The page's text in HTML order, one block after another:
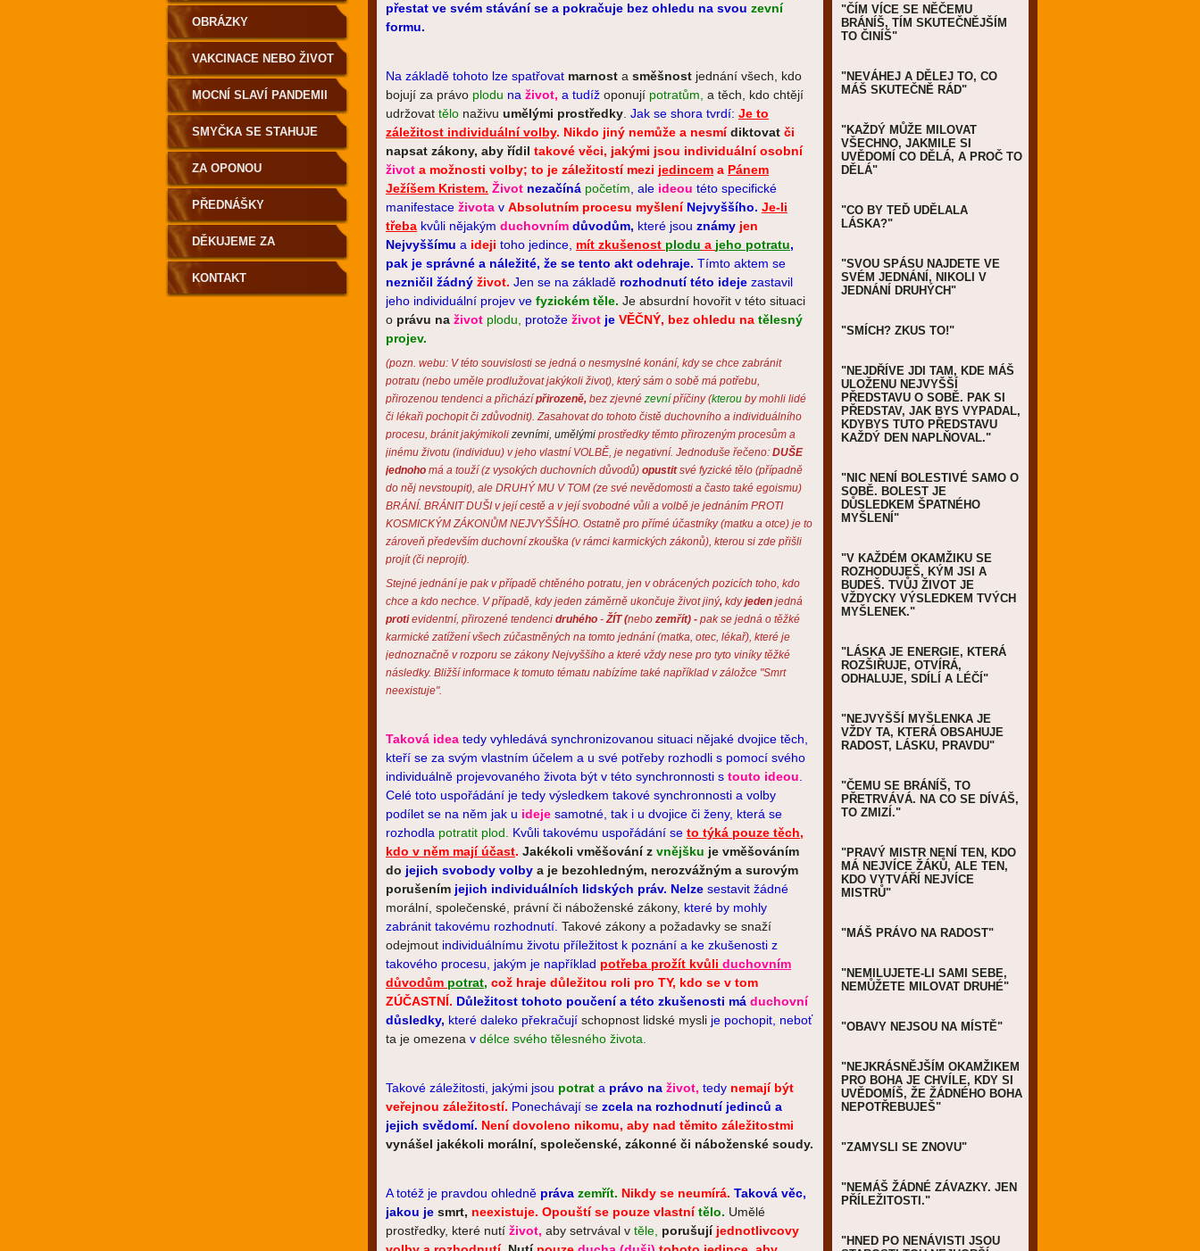
přestat ve svém stávání se a pokračuje bez ohledu na svou zevní
formu.
Na základě tohoto lze spatřovat marnost a směšnost jednání všech, kdo
bojují za právo plodu na život, a tudíž oponují potratům, a těch, kdo chtějí
udržovat tělo naživu umělými prostředky Jak se shora tvrdí: Je to
záležitost individuální volby. Nikdo jiný nemůže a nesmídiktovat či
napsat zákony, aby řídil takové věci, jakými jsou individuální osobní
život a možnosti volby; to je záležitostí mezi jedincem a Pánem
Ježíšem Kristem. Život nezačíná početím , ale ideou této specifické
manifestace života v Absolutním procesu myšlení Nejvyššího. Je-li
třeba kvůli nějakým duchovním důvodům, které jsou známy jen
Nejvyššímu a ideji toho jedince, mít zkušenost plodu a jeho potratu,
pak je správné a náležité, že se tento akt odehraje. Tímto aktem se
nezničil žádný život. Jen se na základě rozhodnutí této ideje zastavil
jeho individuální projev ve fyzickém těle. Je absurdní hovořit v této situaci
o právu na život plodu, protože život je VĚČNÝ, bez ohledu na tělesný
projev.
(pozn. webu: V této souvislosti se jedná o nesmyslné konání, kdy se chce zabránit
potratu (nebo uměle prodlužovat jakýkoli život), který sám o sobě má potřebu,
přirozenou tendenci a přichází přirozeně, bez zjevné zevní příčiny (kterou by mohli lidé
či lékaři pochopit či zdůvodnit). Zasahovat do tohoto čistě duchovního a individuálního
procesu, bránit jakýmikoli zevními, umělými prostředky těmto přirozeným procesům a
jinému životu (individuu) v jeho vlastní VOLBĚ, je negativní. Jednoduše řečeno: DUŠE
jednoho má a touží (z vysokých duchovních důvodů) opustitsvé fyzické tělo (případně
do něj nevstoupit), ale DRUHÝ MU V TOM (ze své nevědomosti a často také egoismu)
BRÁNÍ. BRÁNIT DUŠI v její cestě a v její svobodné vůli a volbě je jednáním PROTI
KOSMICKÝM ZÁKONŮM NEJVYŠŠÍHO. Ostatně pro přímé účastníky (matku a otce) je to
zároveň především duchovní zkouška (v rámci karmických zákonů), kterou si zde přišli
projít (či neprojít).
Stejné jednání je pak v případě chtěného potratu, jen v obrácených pozicích toho, kdo
chce a kdo nechce. V případě, kdy jeden záměrně ukončuje život jiný, kdyjeden jedná
protievidentní, přirozené tendenci druhého -ŽÍT (nebo zemřít) - pak se jedná o těžké
karmické zatížení všech zúčastněných na tomto jednání (matka, otec, lékař), které je
jednoznačně v rozporu se zákony Nejvyššího a které vždy nese pro tyto viníky těžké
následky. Bližší informace k tomuto tématu nabízíme také například v záložce "Smrt
neexistuje".
Taková idea tedy vyhledává synchronizovanou situaci nějaké dvojice těch,
kteří se za svým vlastním účelem a u své potřeby rozhodli s pomocí svého
individuálně projevovaného života být v této synchronnosti s touto ideou
Celé toto uspořádání je tedy výsledkem takové synchronnosti a volby
podílet se na něm jak u ideje samotné, tak i u dvojice či ženy, která se
rozhodla potratit plod. Kvůli takovému uspořádání se to týká pouze těch,
kdo v něm mají účast. Jakékoli vměšování z vnějšku je vměšováním
do jejich svobody volby a je bezohledným, nerozvážným a surovým
porušením jejich individuálních lidských práv. Nelze sestavit žádné
morální, společenské, právní či náboženské zákony, které by mohly
zabránit takovému rozhodnutí. Takové zákony a požadavky se snaží
odejmout individuálnímu životu příležitost k poznání a ke zkušenosti z
takového procesu, jakým je například potřeba prožít kvůli duchovním
důvodům potrat, což hraje důležitou roli pro TY, kdo se v tom
ZÚČASTNÍ. Důležitost tohoto poučení a této zkušenosti má duchovní
důsledky, které daleko překračují schopnost lidské mysli je pochopit, neboť
ta je omezena v délce svého tělesného života.
Takové záležitosti, jakými jsou potrat a právo na život, tedy nemají být
veřejnou záležitostí. Ponechávají se zcela na rozhodnutí jedinců a
jejich svědomí. Není dovoleno nikomu, aby nad těmito záležitostmi
vynášel jakékoli morální, společenské, zákonné či náboženské soudy.
A totéž je pravdou ohledně práva zemřít. Nikdy se neumírá. Taková věc,
jakou je smrt, neexistuje. Opouští se pouze vlastnítělo. Umělé
prostředky, které nutí život, aby setrvával v těle, porušují jednotlivcovy
OBRÁZKY
VAKCINACE NEBO ŽIVOT
MOCNÍ SLAVÍ PANDEMII
SMYČKA SE STAHUJE
ZA OPONOU
PŘEDNÁŠKY
DĚKUJEME ZA
PODPORU
KONTAKT
"ČÍM VÍCE SE NĚČEMU
BRÁNÍŠ, TÍM SKUTEČNĚJŠÍM
TO ČINÍŠ"
"NEVÁHEJ A DĚLEJ TO, CO
MÁŠ SKUTEČNĚ RÁD"
"KAŽDÝ MŮŽE MILOVAT
VŠECHNO, JAKMILE SI
UVĚDOMÍ CO DĚLÁ, A PROČ TO
DĚLÁ"
"CO BY TEĎ UDĚLALA
LÁSKA?"
"SVOU SPÁSU NAJDETE VE
SVÉM JEDNÁNÍ, NIKOLI V
JEDNÁNÍ DRUHÝCH"
"SMÍCH? ZKUS TO!"
"NEJDŘÍVE JDI TAM, KDE MÁŠ
ULOŽENU NEJVYŠŠÍ
PŘEDSTAVU O SOBĚ. PAK SI
PŘEDSTAV, JAK BYS VYPADAL,
KDYBYS TUTO PŘEDSTAVU
KAŽDÝ DEN NAPLŇOVAL."
"NIC NENÍ BOLESTIVÉ SAMO O
SOBĚ. BOLEST JE
DŮSLEDKEM ŠPATNÉHO
MYŠLENÍ"
"V KAŽDÉM OKAMŽIKU SE
ROZHODUJEŠ, KÝM JSI A
BUDEŠ. TVŮJ ŽIVOT JE
VŽDYCKY VÝSLEDKEM TVÝCH
MYŠLENEK."
"LÁSKA JE ENERGIE, KTERÁ
ROZŠIŘUJE, OTVÍRÁ,
ODHALUJE, SDÍLÍ A LÉČÍ"
"NEJVYŠŠÍ MYŠLENKA JE
VŽDY TA, KTERÁ OBSAHUJE
RADOST, LÁSKU, PRAVDU"
"ČEMU SE BRÁNÍŠ, TO
PŘETRVÁVÁ. NA CO SE DÍVÁŠ,
TO ZMIZÍ."
"PRAVÝ MISTR NENÍ TEN, KDO
MÁ NEJVÍCE ŽÁKŮ, ALE TEN,
KDO VYTVÁŘÍ NEJVÍCE
MISTRŮ"
"MÁŠ PRÁVO NA RADOST"
"NEMILUJETE-LI SAMI SEBE,
NEMŮŽETE MILOVAT DRUHÉ"
"OBAVY NEJSOU NA MÍSTĚ"
"NEJKRÁSNĚJŠÍM OKAMŽIKEM
PRO BOHA JE CHVÍLE, KDY SI
UVĚDOMÍŠ, ŽE ŽÁDNÉHO BOHA
NEPOTŘEBUJEŠ"
"ZAMYSLI SE ZNOVU"
"NEMÁŠ ŽÁDNÉ ZÁVAZKY. JEN
PŘÍLEŽITOSTI."
"HNED PO NENÁVISTI JSOU